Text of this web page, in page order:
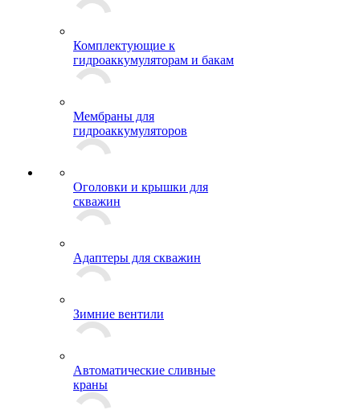
Комплектующие к
гидроаккумуляторам и бакам
Мембраны для
гидроаккумуляторов
Оголовки и крышки для
скважин
Адаптеры для скважин
Зимние вентили
Автоматические сливные
краны